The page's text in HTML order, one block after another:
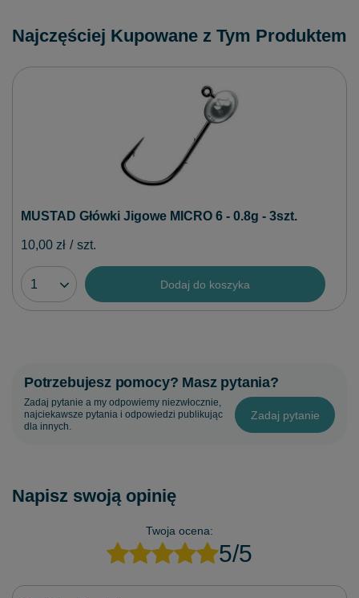
Najczęściej Kupowane z Tym Produktem
MUSTAD Główki Jigowe MICRO 6 - 0.8g - 3szt.
10,00 zł / szt.
Dodaj do koszyka
Potrzebujesz pomocy? Masz pytania?
Zadaj pytanie a my odpowiemy niezwłocznie,
najciekawsze pytania i odpowiedzi publikując
dla innych.
Zadaj pytanie
Napisz swoją opinię
Twoja ocena:
5/5